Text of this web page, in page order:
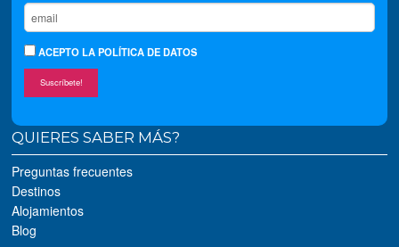
ACEPTOLA POLÍTICA DE DATOS
Suscríbete!
QUIERES SABER MÁS?
Preguntas frecuentes
Destinos
Alojamientos
Blog